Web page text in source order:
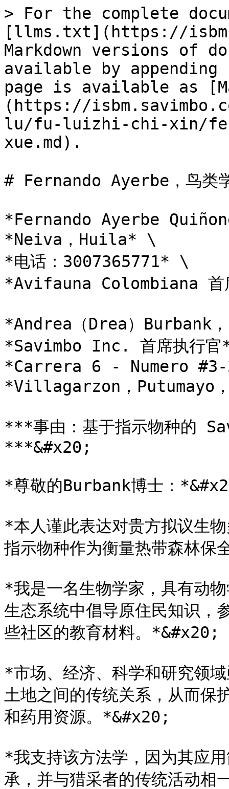
> For the complete
[llms.txt](https://
Markdown versions of
available by
page is available as
(https://
lu/fu-luizhi-chi-xin/
xue.md).
# Fernando Ayerbe，鸟类
*Fernando Ayerbe
*Neiva，Huila* \
*电话：3007365771* \
*Avifauna Colombiana 首
*Andrea（Drea）Burbank
*Savimbo Inc. 首席执行
*Carrera 6 - Numero
*Villagarzon，Putumayo
***事由：基于指示物种的
***&#x20;
*尊敬的Burbank博士：
*本人谨此表达对贵方拟议生
指示物种作为衡量热带森林
*我是一名生物学家，具有动
生态系统中倡导原住民知识，
些社区的教育材料。*&#x20;
*市场、经济、科学和研究领
土地之间的传统关系，从而保
和药用资源。*&#x20;
*我支持该方法学，因为其应
承，并与猎采者的传统活动相